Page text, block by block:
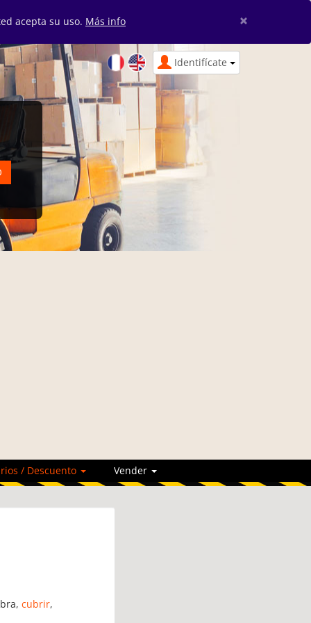
acepta su uso. Más info ×
Identifícate
/ Descuento Vender
cubrir,